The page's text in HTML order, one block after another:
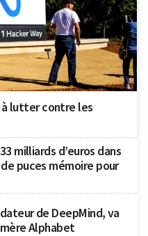
à lutter contre les
milliards d’euros dans
puces mémoire pour
de DeepMind, va
Alphabet